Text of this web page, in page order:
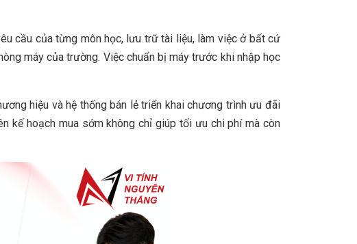
cầu của từng môn học, lưu trữ tài liệu, làm việc ở bất cứ
máy của trường. Việc chuẩn bị máy trước khi nhập học
hiệu và hệ thống bán lẻ triển khai chương trình ưu đãi
kế hoạch mua sớm không chỉ giúp tối ưu chi phí mà còn